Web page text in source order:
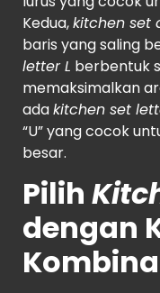
Kedua,kitchen set
baris yang saling
letter L berbentuk
memaksimalkan
adakitchen set
“U” yang cocok
besar.
Pilih
dengan